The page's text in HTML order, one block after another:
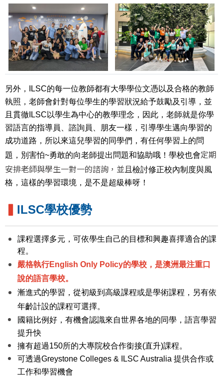
另外，ILSC的每一位教師都有大學學位文憑以及合格的教師
執照，老師會針對每位學生的學習狀況給予鼓勵及引導，並
且貫徹ILSC以學生為中心的教學理念，因此，老師就是你學
習語言的指導員、諮詢員、朋友一樣，引導學生邁向學習的
成功道路，所以來這兒學習的同學們，有任何學習上的問
題，別害怕~勇敢的向老師提出問題和協助哦！學校也會定期
安排老師與學生一對一的諮詢，並且檢討修正校內制度與風
格，這樣的學習環境，是不是超級棒呀！
ILSC學校優勢
課程選擇多元，可依學生自己的目標和興趣喜擇適合的課
程。
嚴格執行English Only Policy的學校，是澳洲最注重口
說的語言學校。
漸進式的學習，從初級到高級課程或是學術課程，另有依
年齡計設的課程可選擇。
國籍比例好，有機會認識來自世界各地的同學，語言學習
提升快
擁有超過150所的大專院校合作銜接(直升)課程。
可透過Greystone Colleges & ILSC Australia 提供合作或
工作和學習機會